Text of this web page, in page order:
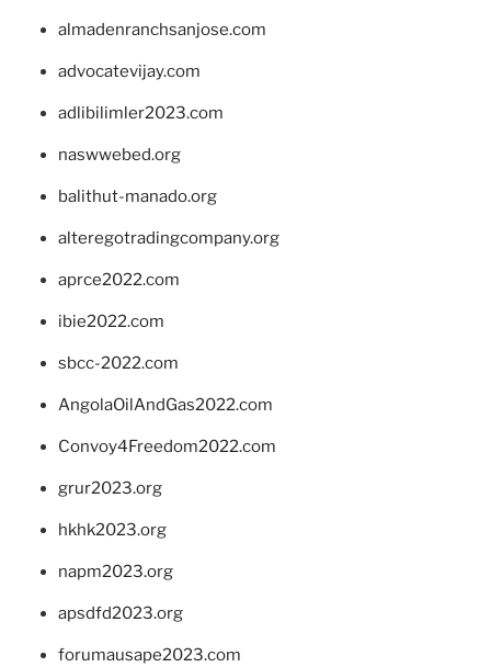
almadenranchsanjose.com
advocatevijay.com
adlibilimler2023.com
naswwebed.org
balithut-manado.org
alteregotradingcompany.org
aprce2022.com
ibie2022.com
sbcc-2022.com
AngolaOilAndGas2022.com
Convoy4Freedom2022.com
grur2023.org
hkhk2023.org
napm2023.org
apsdfd2023.org
forumausape2023.com